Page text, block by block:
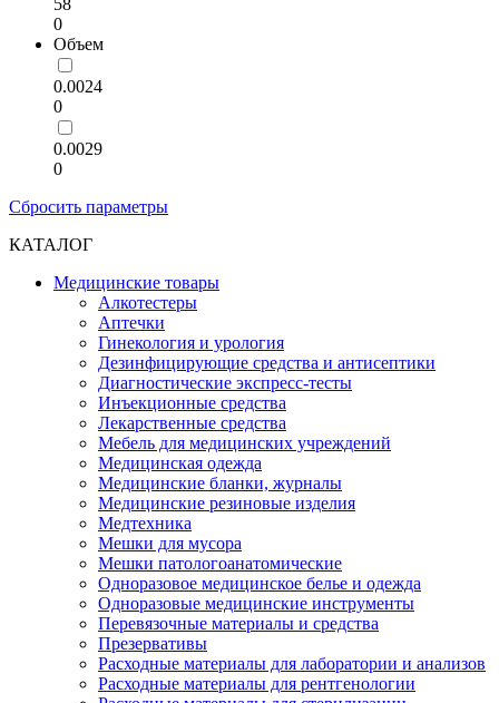
58
0
Объем
0.0024
0
0.0029
0
Сбросить параметры
КАТАЛОГ
Медицинские товары
Алкотестеры
Аптечки
Гинекология и урология
Дезинфицирующие средства и антисептики
Диагностические экспресс-тесты
Инъекционные средства
Лекарственные средства
Мебель для медицинских учреждений
Медицинская одежда
Медицинские бланки, журналы
Медицинские резиновые изделия
Медтехника
Мешки для мусора
Мешки патологоанатомические
Одноразовое медицинское белье и одежда
Одноразовые медицинские инструменты
Перевязочные материалы и средства
Презервативы
Расходные материалы для лаборатории и анализов
Расходные материалы для рентгенологии